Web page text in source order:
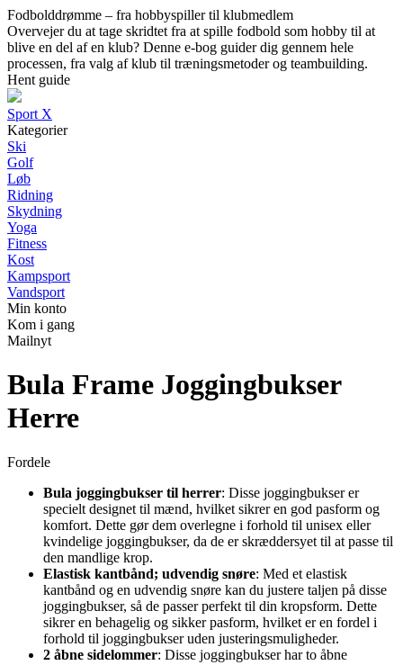
Fodbolddrømme – fra hobbyspiller til klubmedlem
Overvejer du at tage skridtet fra at spille fodbold som hobby til at
blive en del af en klub? Denne e-bog guider dig gennem hele
processen, fra valg af klub til træningsmetoder og teambuilding.
Hent guide
Sport X
Kategorier
Ski
Golf
Løb
Ridning
Skydning
Yoga
Fitness
Kost
Kampsport
Vandsport
Min konto
Kom i gang
Mailnyt
Bula Frame Joggingbukser
Herre
Fordele
Bula joggingbukser til herrer: Disse joggingbukser er
specielt designet til mænd, hvilket sikrer en god pasform og
komfort. Dette gør dem overlegne i forhold til unisex eller
kvindelige joggingbukser, da de er skræddersyet til at passe til
den mandlige krop.
Elastisk kantbånd; udvendig snøre: Med et elastisk
kantbånd og en udvendig snøre kan du justere taljen på disse
joggingbukser, så de passer perfekt til din kropsform. Dette
sikrer en behagelig og sikker pasform, hvilket er en fordel i
forhold til joggingbukser uden justeringsmuligheder.
2 åbne sidelommer: Disse joggingbukser har to åbne